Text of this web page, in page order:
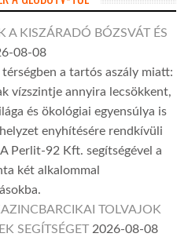
A KISZÁRADÓ BÓZSVÁT ÉS
08-08
a tartós aszály miatt:
vízszintje annyira lecsökkent,
és ökológiai egyensúlya is
enyhítésére rendkívüli
Perlit-92 Kft. segítségével a
két alkalommal
TOLVAJOK
SEGÍTSÉGET 2026-08-08